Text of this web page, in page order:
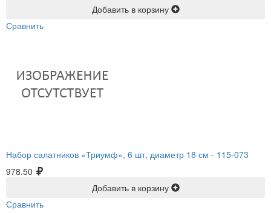
Добавить в корзину
Сравнить
Набор салатников «Триумф», 6 шт, диаметр 18 см - 115-073
978.50
Добавить в корзину
Сравнить